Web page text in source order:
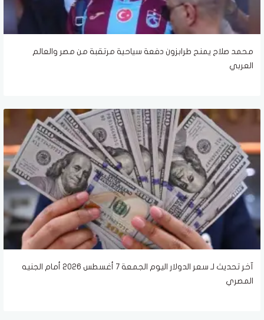
محمد صلاح يمنح طرابزون دفعة سياحية مرتقبة من مصر والعالم
العربي
آخر تحديث لـ سعر الدولار اليوم الجمعة 7 أغسطس 2026 أمام الجنيه
المصري